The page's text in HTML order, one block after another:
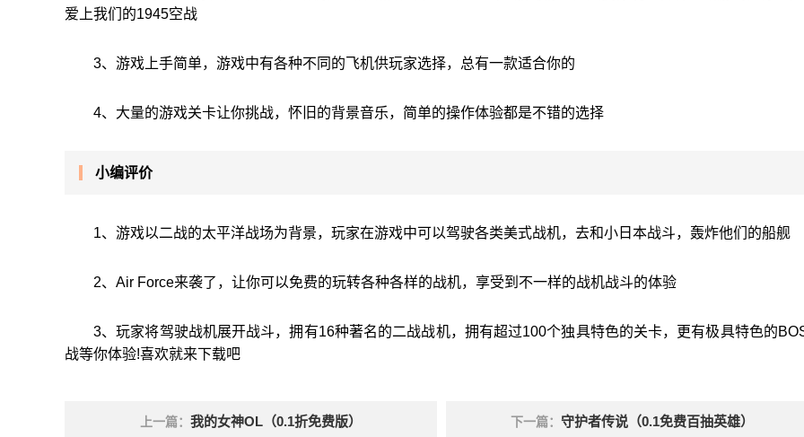
爱上我们的1945空战
3、游戏上手简单，游戏中有各种不同的飞机供玩家选择，总有一款适合你的
4、大量的游戏关卡让你挑战，怀旧的背景音乐，简单的操作体验都是不错的选择
小编评价
1、游戏以二战的太平洋战场为背景，玩家在游戏中可以驾驶各类美式战机，去和小日本战斗，轰炸他们的船舰
2、Air Force来袭了，让你可以免费的玩转各种各样的战机，享受到不一样的战机战斗的体验
3、玩家将驾驶战机展开战斗，拥有16种著名的二战战机，拥有超过100个独具特色的关卡，更有极具特色的
战等你体验!喜欢就来下载吧
上一篇： 我的女神OL（0.1折免费版） 下一篇： 守护者传说（0.1免费百抽英雄）